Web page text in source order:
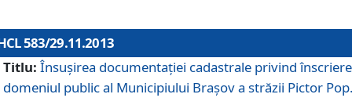
583/29.11.2013
Titlu: Însuşirea documentaţiei cadastrale privind
domeniul public al Municipiului Braşov a străzii Pictor